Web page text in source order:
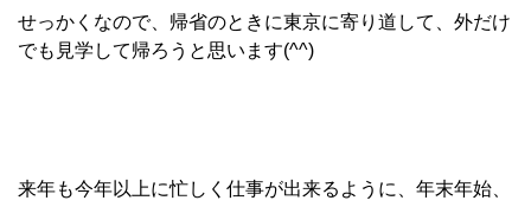
せっかくなので、帰省のときに東京に寄り道して、外だけ
でも見学して帰ろうと思います(^^)
来年も今年以上に忙しく仕事が出来るように、年末年始、